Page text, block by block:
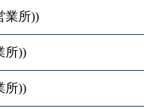
業所))
所))
所))